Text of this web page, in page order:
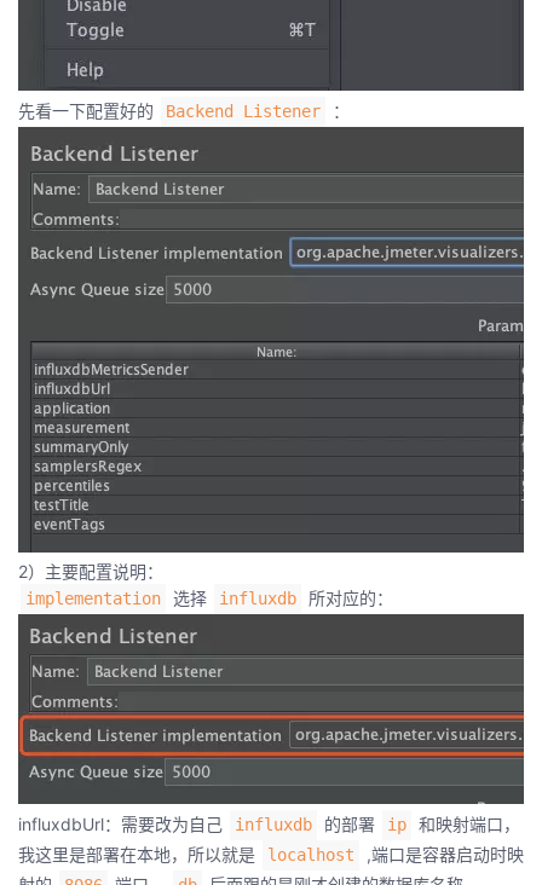
先看一下配置好的 Backend Listener ：
2）主要配置说明：
implementation 选择 influxdb 所对应的：
influxdbUrl：需要改为自己 influxdb 的部署 ip
和映射端口，
我这里是部署在本地，所以就是
localhost
,端口是容器启动时映